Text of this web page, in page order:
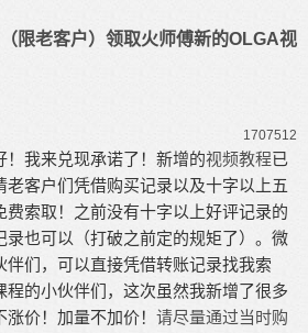
限老客户）领取火师傅新的OLGA视
1707512
我来兑现承诺了！ 新增的视频教程已
老客户们凭借购买记录以及十字以上五
费索取！之前没有十字以上好评记录的
录也可以（打破之前定的规矩了）。微
伴们，可以直接凭借转账记录找我索
程的小伙伴们，这次虽然我新增了很多
价！加量不加价！ 请尽量通过当时购